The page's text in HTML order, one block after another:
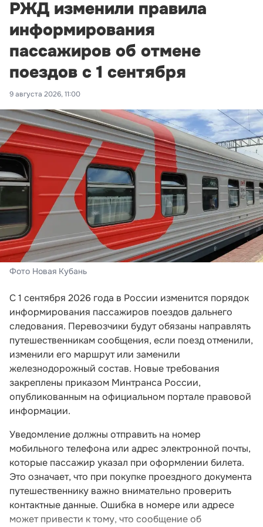
РЖД изменили правила
информирования
пассажиров об отмене
поездов с 1 сентября
9 августа 2026, 11:00
Фото Новая Кубань
С 1 сентября 2026 года в России изменится порядок
информирования пассажиров поездов дальнего
следования. Перевозчики будут обязаны направлять
путешественникам сообщения, если поезд отменили,
изменили его маршрут или заменили
железнодорожный состав. Новые требования
закреплены приказом Минтранса России,
опубликованным на официальном портале правовой
информации.
Уведомление должны отправить на номер
мобильного телефона или адрес электронной почты,
которые пассажир указал при оформлении билета.
Это означает, что при покупке проездного документа
путешественнику важно внимательно проверить
контактные данные. Ошибка в номере или адресе
может привести к тому, что сообщение об